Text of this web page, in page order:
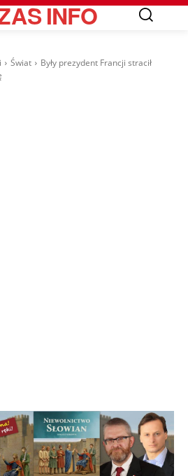
INFO
Świat
Były prezydent Francji stracił